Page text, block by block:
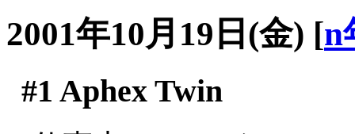
2001年10月19日(金) [n
#1 Aphex Twin